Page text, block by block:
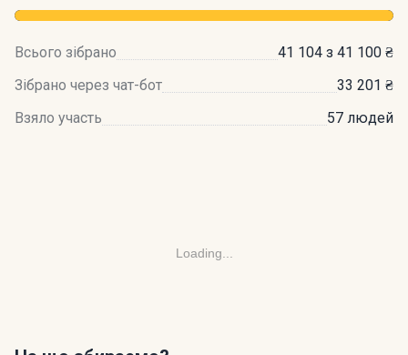
Всього зібрано
41 104 з 41 100 ₴
Зібрано через чат-бот
33 201 ₴
Взяло участь
57 людей
Loading...